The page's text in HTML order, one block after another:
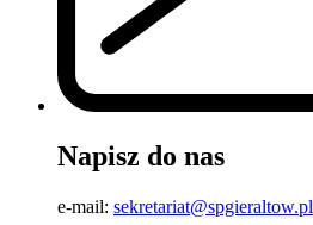
Napisz do nas
e-mail: sekretariat@spgieraltow.pl